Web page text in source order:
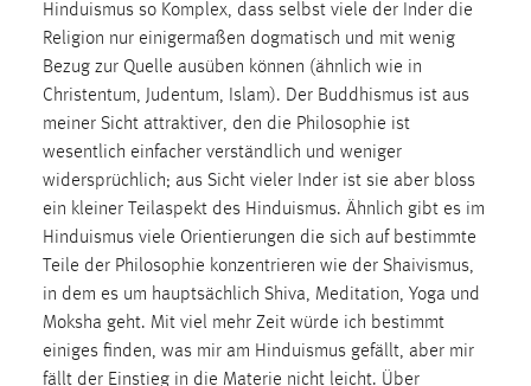
Hinduismus so Komplex, dass selbst viele der Inder die
Religion nur einigermaßen dogmatisch und mit wenig
Bezug zur Quelle ausüben können (ähnlich wie in
Christentum, Judentum, Islam). Der Buddhismus ist aus
meiner Sicht attraktiver, den die Philosophie ist
wesentlich einfacher verständlich und weniger
widersprüchlich; aus Sicht vieler Inder ist sie aber bloss
ein kleiner Teilaspekt des Hinduismus. Ähnlich gibt es im
Hinduismus viele Orientierungen die sich auf bestimmte
Teile der Philosophie konzentrieren wie der Shaivismus,
in dem es um hauptsächlich Shiva, Meditation, Yoga und
Moksha geht. Mit viel mehr Zeit würde ich bestimmt
einiges finden, was mir am Hinduismus gefällt, aber mir
fällt der Einstieg in die Materie nicht leicht. Über